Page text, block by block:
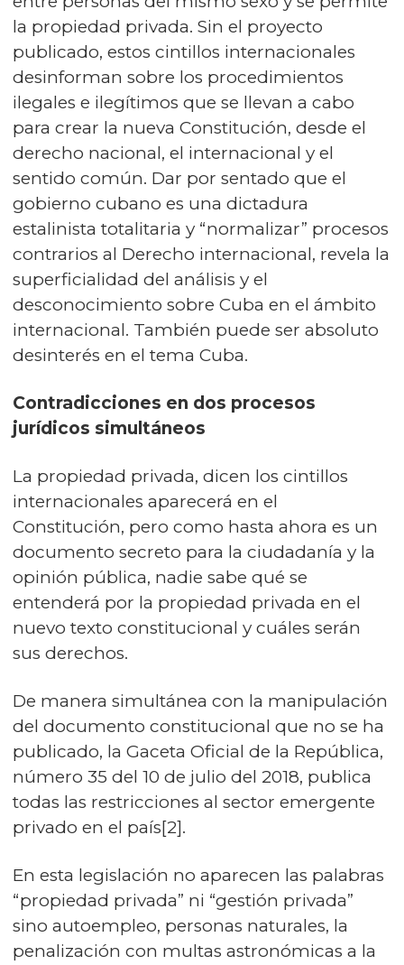
la propiedad privada. Sin el proyecto
publicado, estos cintillos internacionales
desinforman sobre los procedimientos
ilegales e ilegítimos que se llevan a cabo
para crear la nueva Constitución, desde el
derecho nacional, el internacional y el
sentido común. Dar por sentado que el
gobierno cubano es una dictadura
estalinista totalitaria y “normalizar” procesos
contrarios al Derecho internacional, revela la
superficialidad del análisis y el
desconocimiento sobre Cuba en el ámbito
internacional. También puede ser absoluto
desinterés en el tema Cuba.
Contradicciones en dos procesos
jurídicos simultáneos
La propiedad privada, dicen los cintillos
internacionales aparecerá en el
Constitución, pero como hasta ahora es un
documento secreto para la ciudadanía y la
opinión pública, nadie sabe qué se
entenderá por la propiedad privada en el
nuevo texto constitucional y cuáles serán
sus derechos.
De manera simultánea con la manipulación
del documento constitucional que no se ha
publicado, la Gaceta Oficial de la República,
número 35 del 10 de julio del 2018, publica
todas las restricciones al sector emergente
privado en el país[2].
En esta legislación no aparecen las palabras
“propiedad privada” ni “gestión privada”
sino autoempleo, personas naturales, la
penalización con multas astronómicas a la